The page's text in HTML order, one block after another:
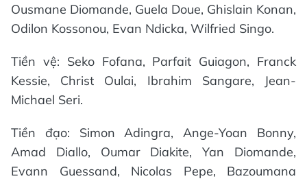
Ousmane Diomande, Guela Doue, Ghislain Konan,
Odilon Kossonou, Evan Ndicka, Wilfried Singo.
Tiền vệ: Seko Fofana, Parfait Guiagon, Franck
Kessie, Christ Oulai, Ibrahim Sangare, Jean-
Michael Seri.
Tiền đạo: Simon ‌Adingra, Ange-Yoan ​Bonny,
Amad Diallo, Oumar ‌Diakite, Yan Diomande,
Evann ​Guessand, Nicolas Pepe, Bazoumana